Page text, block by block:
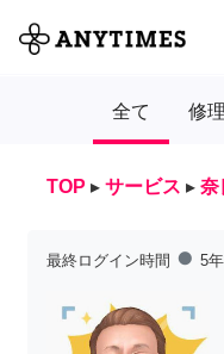
全て 修
TOP ▸ サービス ▸ 奈
最終ログイン時間 fiber_manual_record 5